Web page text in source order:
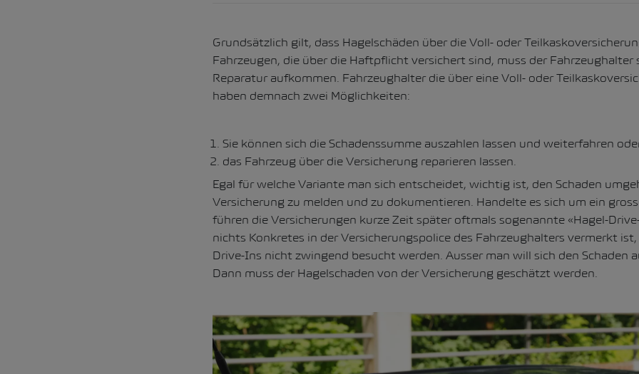
Grundsätzlich gilt, dass Hagelschäden über die Voll- oder
Fahrzeugen, die über die Haftpflicht versichert sind, muss der Fahrzeughalter
Reparatur aufkommen. Fahrzeughalter die über eine Voll- oder
haben demnach zwei Möglichkeiten:
Sie können sich die Schadenssumme auszahlen lassen und weiterfahren
das Fahrzeug über die Versicherung reparieren lassen.
Egal für welche Variante man sich entscheidet, wichtig ist, den Schaden
Versicherung zu melden und zu dokumentieren. Handelte es sich um ein
führen die Versicherungen kurze Zeit später oftmals sogenannte «Hagel-
nichts Konkretes in der Versicherungspolice des Fahrzeughalters vermerkt
Drive-Ins nicht zwingend besucht werden. Ausser man will sich den Schaden
Dann muss der Hagelschaden von der Versicherung geschätzt werden.